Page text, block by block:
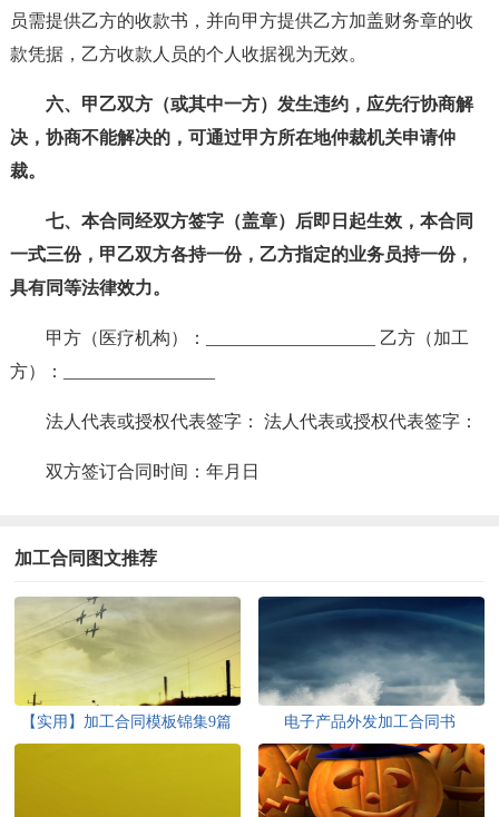
员需提供乙方的收款书，并向甲方提供乙方加盖财务章的收
款凭据，乙方收款人员的个人收据视为无效。
六、甲乙双方（或其中一方）发生违约，应先行协商解
决，协商不能解决的，可通过甲方所在地仲裁机关申请仲
裁。
七、本合同经双方签字（盖章）后即日起生效，本合同
一式三份，甲乙双方各持一份，乙方指定的业务员持一份，
具有同等法律效力。
甲方（医疗机构）：___________________ 乙方（加工
方）：_________________
法人代表或授权代表签字： 法人代表或授权代表签字：
双方签订合同时间：年月日
加工合同图文推荐
【实用】加工合同模板锦集9篇 电子产品外发加工合同书